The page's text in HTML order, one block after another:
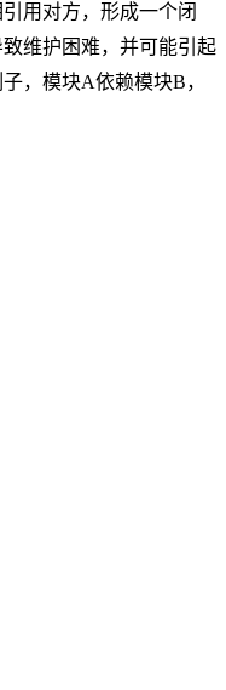
用对方，形成一个闭
维护困难，并可能引起
，模块A依赖模块B，